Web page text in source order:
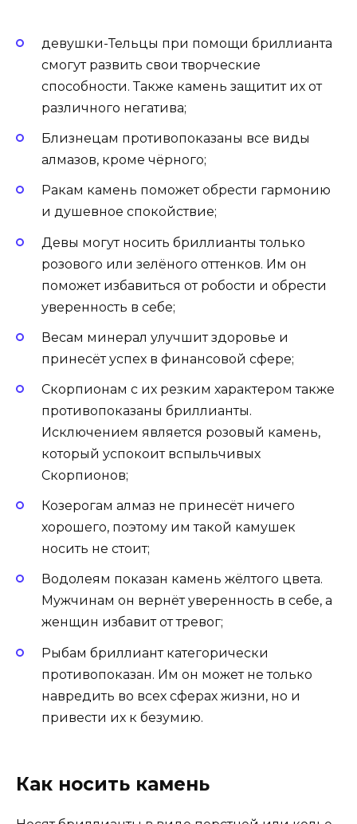
девушки-Тельцы при помощи бриллианта
смогут развить свои творческие
способности. Также камень защитит их от
различного негатива;
Близнецам противопоказаны все виды
алмазов, кроме чёрного;
Ракам камень поможет обрести гармонию
и душевное спокойствие;
Девы могут носить бриллианты только
розового или зелёного оттенков. Им он
поможет избавиться от робости и обрести
уверенность в себе;
Весам минерал улучшит здоровье и
принесёт успех в финансовой сфере;
Скорпионам с их резким характером также
противопоказаны бриллианты.
Исключением является розовый камень,
который успокоит вспыльчивых
Скорпионов;
Козерогам алмаз не принесёт ничего
хорошего, поэтому им такой камушек
носить не стоит;
Водолеям показан камень жёлтого цвета.
Мужчинам он вернёт уверенность в себе, а
женщин избавит от тревог;
Рыбам бриллиант категорически
противопоказан. Им он может не только
навредить во всех сферах жизни, но и
привести их к безумию.
Как носить камень